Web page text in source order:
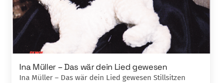
Ina Müller – Das wär dein Lied gewesen
Ina Müller – Das wär dein Lied gewesen Stillsitzen